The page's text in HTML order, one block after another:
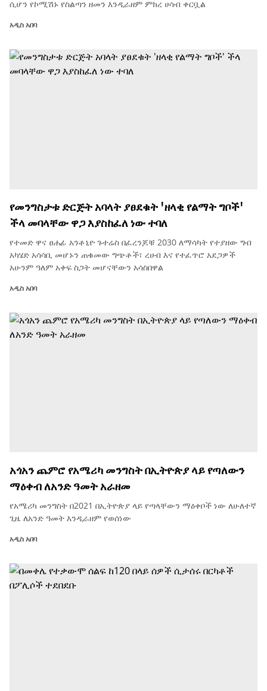
ሲሆን የኮሚሽኑ የስልጣን ዘመን እንዲራዘም ምክረ ሀሳብ ቀርቧል
አዲስ አበባ
የመንግስታቱ ድርጅት አባላት ያፀደቁት 'ዘላቂ የልማት ግቦች'
ችላ መባላቸው ዋጋ እያስከፈለ ነው ተባለ
የተመድ ዋና ፀሐፊ አንቶኒዮ ጉተሬስ በፈረንጆቹ 2030 ለማሳካት የተያዘው ግብ
አካሄድ አሳሳቢ መሆኑን ጠቁመው ግጭቶች፣ ረሀብ እና የተፈጥሮ አደጋዎች
አሁንም ዓለም አቀፍ ስጋት መሆናቸውን አሳስበዋል
አዲስ አበባ
አጎአን ጨምሮ የአሜሪካ መንግስት በኢትዮጵያ ላይ የጣለውን
ማዕቀብ ለአንድ ዓመት አራዘመ
የአሜሪካ መንግስት በ2021 በኢትዮጵያ ላይ የጣላቸውን ማዕቀቦች ነው ለሁለተኛ
ጊዜ ለአንድ ዓመት እንዲራዘም የወሰነው
አዲስ አበባ